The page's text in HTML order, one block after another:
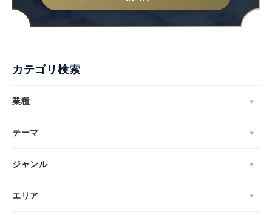
カテゴリ検索
業種
テーマ
ジャンル
エリア